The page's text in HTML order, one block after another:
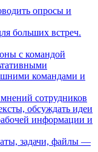
опросы и
больших встреч.
с командой
командами и
сотрудников
обсуждать идеи
информации и
задачи, файлы —